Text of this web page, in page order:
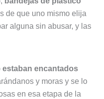
de que uno mismo elija
alguna sin abusar, y las
estaban encantados
y moras y se lo
en esa etapa de la